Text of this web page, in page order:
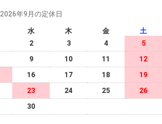
2026年9月の定休日
水 木 金
土
2 3 4
5
9 10 11
12
16 17 18
19
23 24 25
26
30